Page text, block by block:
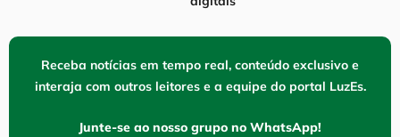
Receba notícias em tempo real, conteúdo exclusivo e
interaja com outros leitores e a equipe do portal LuzEs.
Junte-se ao nosso grupo no WhatsApp!